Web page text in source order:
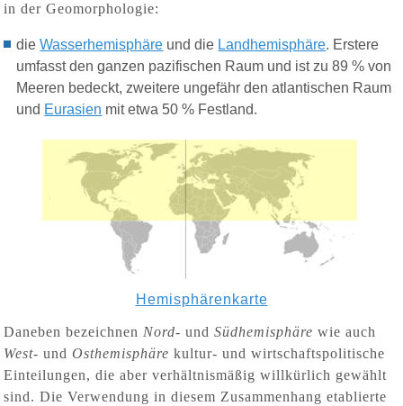
in derGeomorphologie:
dieWasserhemisphäre und die Landhemisphäre. Erstere
umfasst den ganzen pazifischen Raum und ist zu 89 % von
Meeren bedeckt, zweitere ungefähr den atlantischen Raum
und Eurasien mit etwa 50 % Festland.
Hemisphärenkarte
Daneben bezeichnen Nord- undSüdhemisphäre wie auch
West- undOsthemisphäre kultur- und wirtschaftspolitische
Einteilungen, die aber verhältnismäßig willkürlich gewählt
sind. Die Verwendung in diesem Zusammenhang etablierte